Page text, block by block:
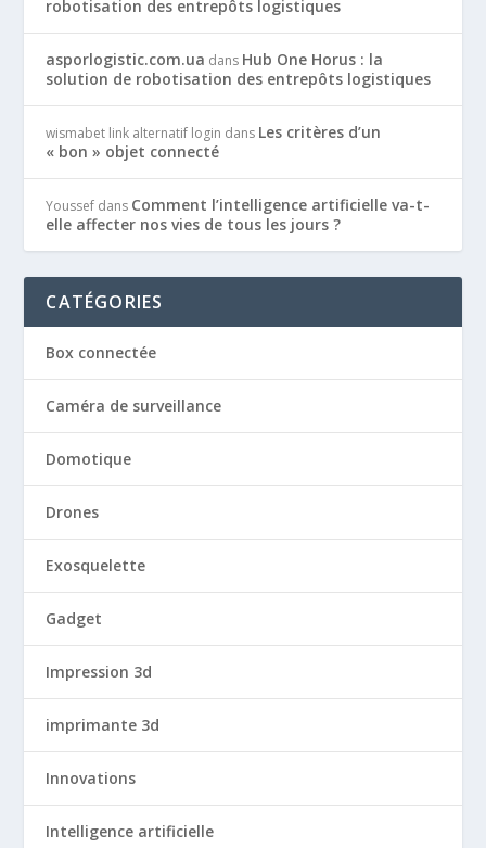
robotisation des entrepôts logistiques
asporlogistic.com.ua dans Hub One Horus : la
solution de robotisation des entrepôts logistiques
wismabet link alternatif login dans Les critères d’un
« bon » objet connecté
Youssef dans Comment l’intelligence artificielle va-t-
elle affecter nos vies de tous les jours ?
CATÉGORIES
Box connectée
Caméra de surveillance
Domotique
Drones
Exosquelette
Gadget
Impression 3d
imprimante 3d
Innovations
Intelligence artificielle